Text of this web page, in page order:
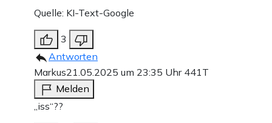
Quelle: KI-Text-Google
3
Antworten
Markus21.05.2025 um 23:35 Uhr 441T
Melden
„iss“??